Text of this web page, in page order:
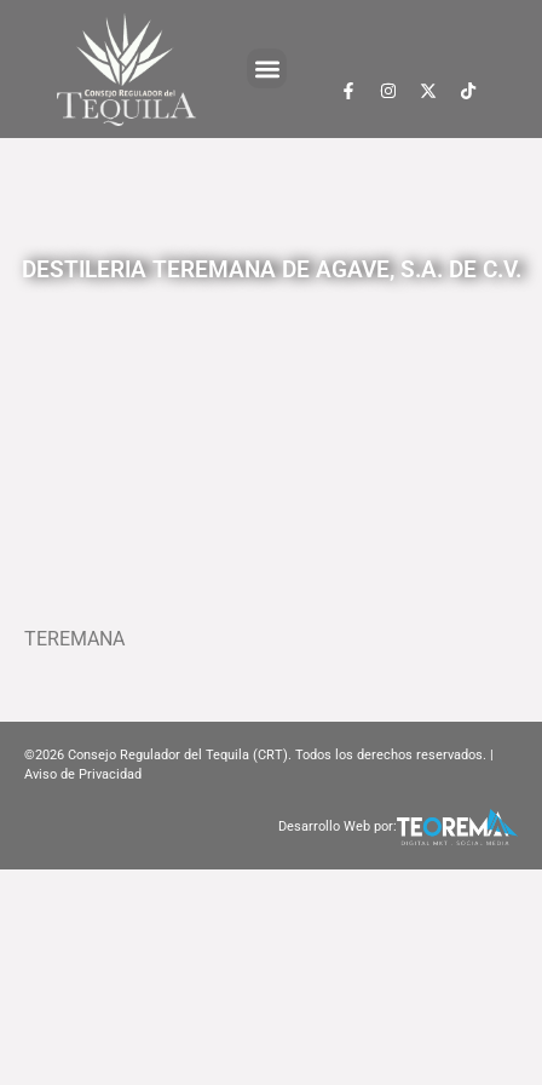
DESTILERIA TEREMANA DE AGAVE, S.A. DE C.V.
TEREMANA
©2026 Consejo Regulador del Tequila (CRT). Todos los derechos reservados. |
Aviso de Privacidad
Desarrollo Web por: